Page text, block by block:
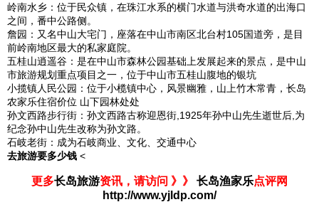
岭南水乡：位于民众镇，在珠江水系的横门水道与洪奇水道的出海口
之间，番中公路侧。
詹园：又名中山大宅门，座落在中山市南区北台村105国道旁，是目
前岭南地区最大的私家庭院。
五桂山逍遥谷：是在中山市森林公园基础上发展起来的景点，是中山
市旅游规划重点项目之一，位于中山市五桂山腹地的银坑
小揽镇人民公园：位于小榄镇中心，风景幽雅，山上竹木常青，长岛
农家乐住宿价位 山下园林处处
孙文西路步行街：孙文西路古称迎恩街,1925年孙中山先生逝世后,为
纪念孙中山先生改称为孙文路。
石岐老街：成为石岐商业、文化、交通中心
去旅游要多少钱 <
更多长岛旅游资讯，请访问 》》 长岛渔家乐点评网
http://www.yjldp.com/